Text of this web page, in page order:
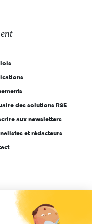
des solutions RSE
aux newsletters
et rédacteurs